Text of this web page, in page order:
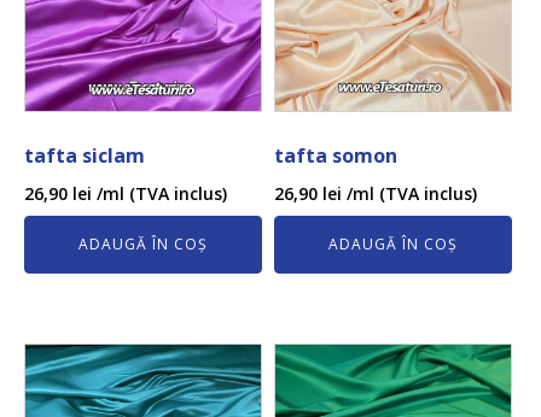
tafta siclam
26,90 lei /ml (TVA inclus)
ADAUGĂ ÎN COȘ
tafta somon
26,90 lei /ml (TVA inclus)
ADAUGĂ ÎN COȘ